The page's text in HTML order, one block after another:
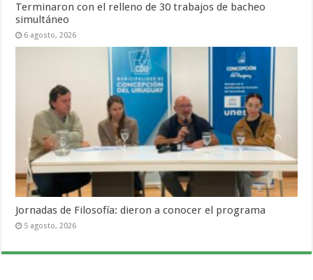
Terminaron con el relleno de 30 trabajos de bacheo
simultáneo
6 agosto, 2026
Jornadas de Filosofía: dieron a conocer el programa
5 agosto, 2026